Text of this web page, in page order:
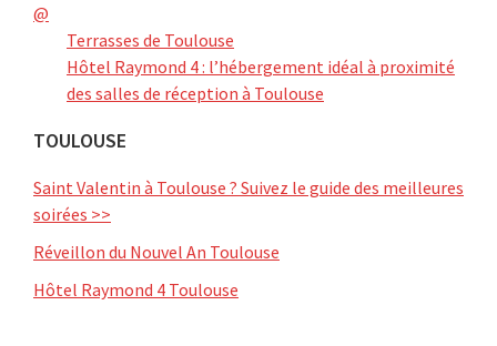
@
Terrasses de Toulouse
Hôtel Raymond 4 : l’hébergement idéal à proximité
des salles de réception à Toulouse
TOULOUSE
Saint Valentin à Toulouse ? Suivez le guide des meilleures
soirées >>
Réveillon du Nouvel An Toulouse
Hôtel Raymond 4 Toulouse